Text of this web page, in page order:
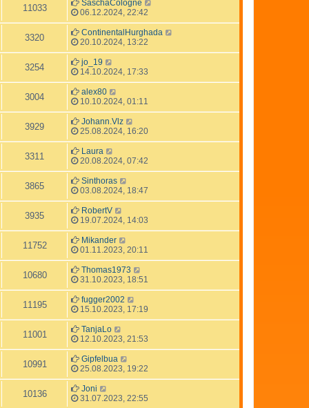
11033
SaschaCologne
06.12.2024, 22:42
3320
ContinentalHurghada
20.10.2024, 13:22
3254
jo_19
14.10.2024, 17:33
3004
alex80
10.10.2024, 01:11
3929
Johann.Vlz
25.08.2024, 16:20
3311
Laura
20.08.2024, 07:42
3865
Sinthoras
03.08.2024, 18:47
3935
RobertV
19.07.2024, 14:03
11752
Mikander
01.11.2023, 20:11
10680
Thomas1973
31.10.2023, 18:51
11195
fugger2002
15.10.2023, 17:19
11001
TanjaLo
12.10.2023, 21:53
10991
Gipfelbua
25.08.2023, 19:22
10136
Joni
31.07.2023, 22:55